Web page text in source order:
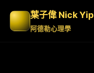
葉子偉 Nick Yip
阿德勒心理學